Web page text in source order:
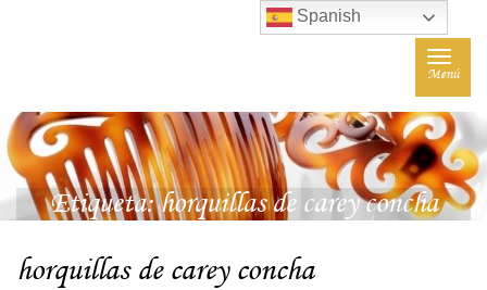
Toggle
Menú
Etiqueta:horquillas de carey concha
horquillas de carey concha
Spanish